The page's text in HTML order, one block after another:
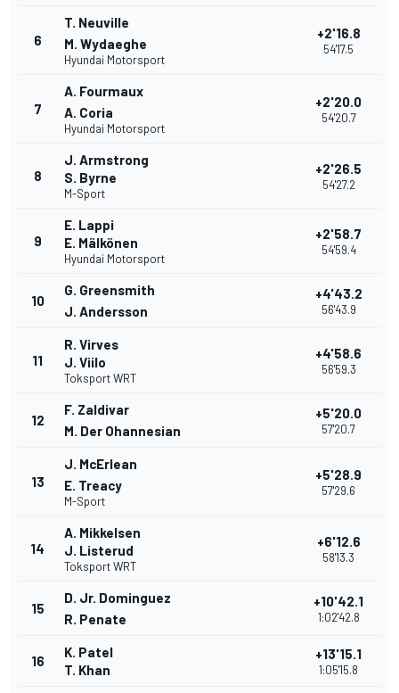
6
T. Neuville
M. Wydaeghe
Hyundai Motorsport
+2'16.8
54'17.5
7
A. Fourmaux
A. Coria
Hyundai Motorsport
+2'20.0
54'20.7
8
J. Armstrong
S. Byrne
M-Sport
+2'26.5
54'27.2
9
E. Lappi
E. Mälkönen
Hyundai Motorsport
+2'58.7
54'59.4
10
G. Greensmith
J. Andersson
+4'43.2
56'43.9
11
R. Virves
J. Viilo
Toksport WRT
+4'58.6
56'59.3
12
F. Zaldivar
M. Der Ohannesian
+5'20.0
57'20.7
13
J. McErlean
E. Treacy
M-Sport
+5'28.9
57'29.6
14
A. Mikkelsen
J. Listerud
Toksport WRT
+6'12.6
58'13.3
15
D. Jr. Dominguez
R. Penate
+10'42.1
1:02'42.8
16
K. Patel
T. Khan
+13'15.1
1:05'15.8